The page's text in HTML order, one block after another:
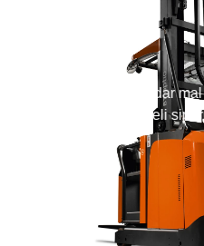
12,1 m'ye kadar
seviyeli